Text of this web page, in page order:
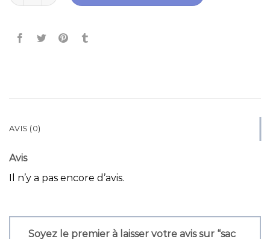
AVIS (0)
Avis
Il n’y a pas encore d’avis.
Soyez le premier à laisser votre avis sur “sac